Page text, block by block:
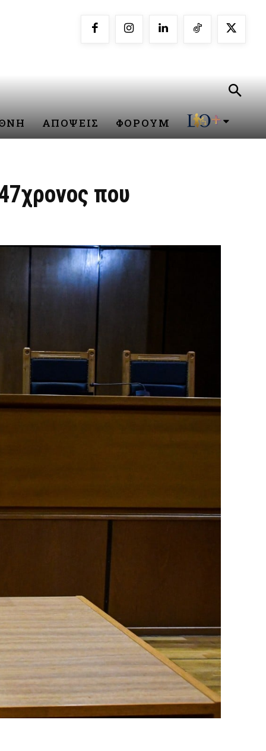
ΑΠΟΨΕΙΣ ΦΟΡΟΥΜ
που